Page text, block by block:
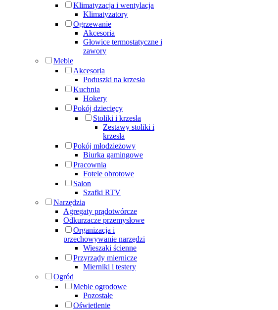
Klimatyzacja i wentylacja
Klimatyzatory
Ogrzewanie
Akcesoria
Głowice termostatyczne i
zawory
Meble
Akcesoria
Poduszki na krzesła
Kuchnia
Hokery
Pokój dziecięcy
Stoliki i krzesła
Zestawy stoliki i
krzesła
Pokój młodzieżowy
Biurka gamingowe
Pracownia
Fotele obrotowe
Salon
Szafki RTV
Narzędzia
Agregaty prądotwórcze
Odkurzacze przemysłowe
Organizacja i
przechowywanie narzędzi
Wieszaki ścienne
Przyrządy miernicze
Mierniki i testery
Ogród
Meble ogrodowe
Pozostałe
Oświetlenie